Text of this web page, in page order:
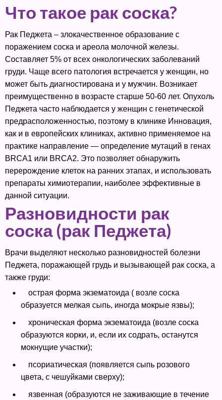
Что такое рак соска?
Рак Педжета – злокачественное образование с
поражением соска и ареола молочной железы.
Составляет 5% от всех онкологических заболеваний
груди. Чаще всего патология встречается у женщин, но
может быть диагностирована и у мужчин. Возникает
преимущественно в возрасте старше 50-60 лет. Опухоль
Педжета часто наблюдается у женщин с генетической
предрасположенностью, поэтому в клинике Инновация,
как и в европейских клиниках, активно применяемое на
практике направление — определение мутаций в генах
BRCA1 или BRCA2. Это позволяет обнаружить
перерождение клеток на ранних этапах, и использовать
препараты химиотерапии, наиболее эффективные в
данной ситуации.
Разновидности рак
соска (рак Педжета)
Врачи выделяют несколько разновидностей болезни
Педжета, поражающей грудь и вызывающей рак соска, а
также груди:
острая форма экзематоида ( возле соска
образуется мелкая сыпь, иногда мокрые язвы);
хроническая форма экзематоида (возле соска
образуются корки, и, если их содрать, останутся
мокнущие участки);
псориатическая (появляется сыпь розового
цвета, с чешуйками сверху);
язвенная (образуются не заживающие в течение